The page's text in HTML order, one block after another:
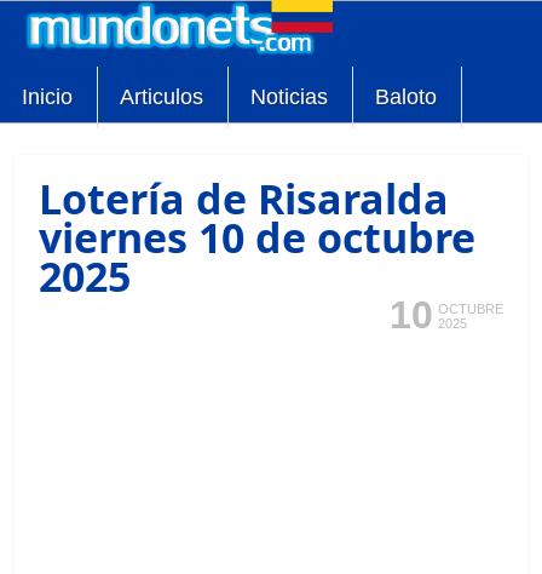
Inicio Articulos Noticias Baloto
Lotería de Risaralda
viernes 10 de octubre
2025
10 OCTUBRE
2025